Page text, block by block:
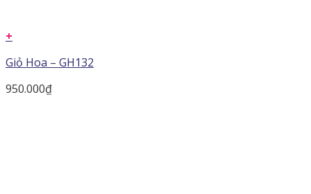
+
Giỏ Hoa – GH132
950.000₫